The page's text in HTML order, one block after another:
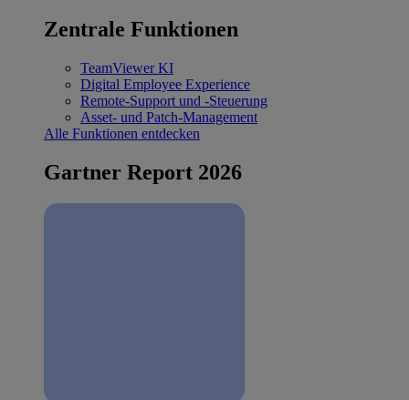
Zentrale Funktionen
TeamViewer KI
Digital Employee Experience
Remote-Support und -Steuerung
Asset- und Patch-Management
Alle Funktionen entdecken
Gartner Report 2026